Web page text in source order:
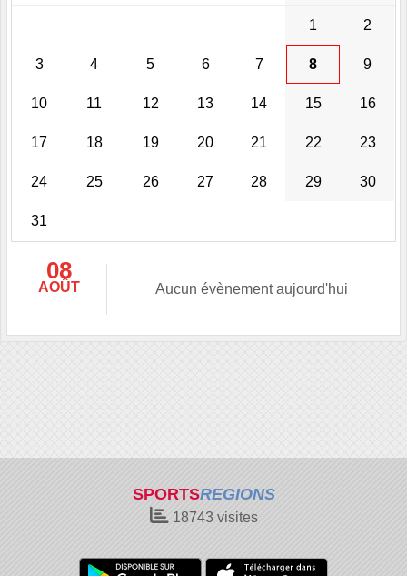
1 2
3 4 5 6 7 8 9
10 11 12 13 14 15 16
17 18 19 20 21 22 23
24 25 26 27 28 29 30
31
08
AOÛT Aucun évènement aujourd'hui
SPORTSREGIONS
18743visites